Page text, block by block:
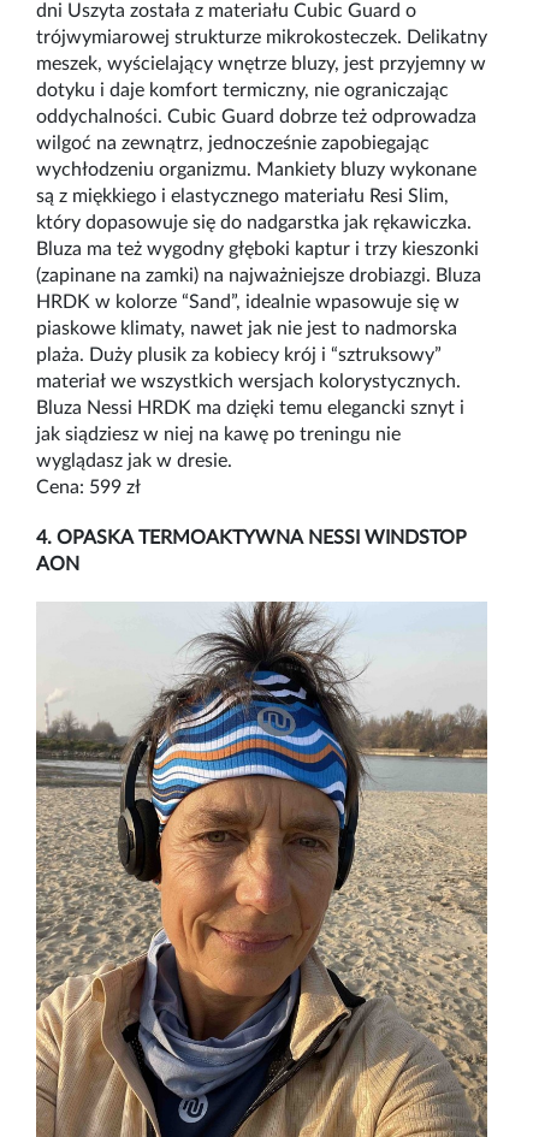
dni Uszyta została z materiału Cubic Guard o
trójwymiarowej strukturze mikrokosteczek. Delikatny
meszek, wyścielający wnętrze bluzy, jest przyjemny w
dotyku i daje komfort termiczny, nie ograniczając
oddychalności. Cubic Guard dobrze też odprowadza
wilgoć na zewnątrz, jednocześnie zapobiegając
wychłodzeniu organizmu. Mankiety bluzy wykonane
są z miękkiego i elastycznego materiału Resi Slim,
który dopasowuje się do nadgarstka jak rękawiczka.
Bluza ma też wygodny głęboki kaptur i trzy kieszonki
(zapinane na zamki) na najważniejsze drobiazgi. Bluza
HRDK w kolorze “Sand”, idealnie wpasowuje się w
piaskowe klimaty, nawet jak nie jest to nadmorska
plaża. Duży plusik za kobiecy krój i “sztruksowy”
materiał we wszystkich wersjach kolorystycznych.
Bluza Nessi HRDK ma dzięki temu elegancki sznyt i
jak siądziesz w niej na kawę po treningu nie
wyglądasz jak w dresie.
Cena: 599 zł
4. OPASKA TERMOAKTYWNA NESSI WINDSTOP
AON